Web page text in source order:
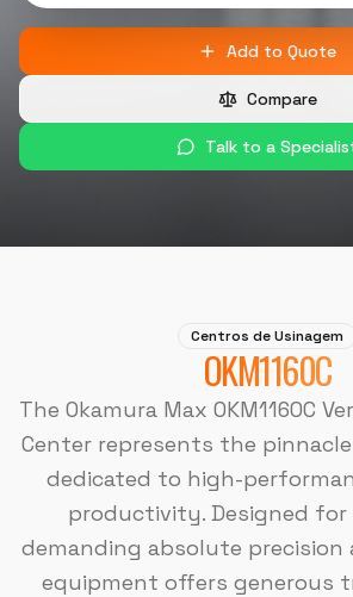
Add to Quote
Compare
Talk to a
Centros de Usinagem
OKM1160C
The Okamura Max OKM1160C
Center represents the
dedicated to high-
productivity. Designed for
demanding absolute precision
equipment offers generous